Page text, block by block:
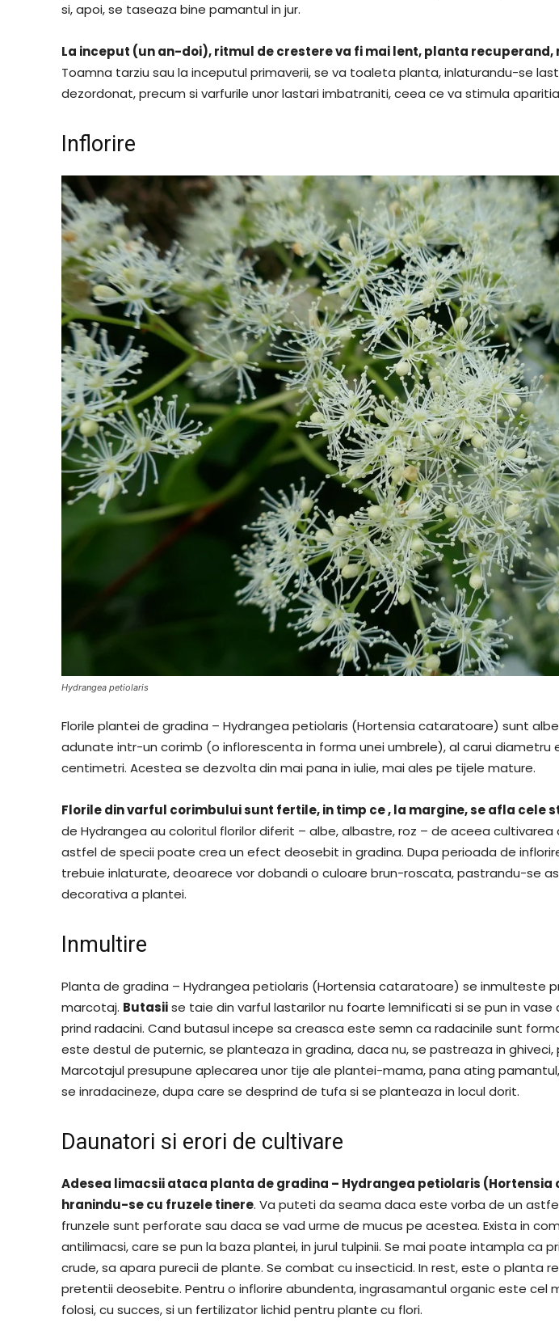
si, apoi, se taseaza bine pamantul in jur.
La inceput (un an-doi), ritmul de crestere va fi mai lent, planta recuperand,
Toamna tarziu sau la inceputul primaverii, se va toaleta planta, inlaturandu-se
dezordonat, precum si varfurile unor lastari imbatraniti, ceea ce va stimula
Inflorire
Hydrangea petiolaris
Florile plantei de gradina – Hydrangea petiolaris (Hortensia cataratoare) sunt
adunate intr-un corimb (o inflorescenta in forma unei umbrele), al carui diametru
centimetri. Acestea se dezvolta din mai pana in iulie, mai ales pe tijele mature.
Florile din varful corimbului sunt fertile, in timp ce , la margine, se afla cele
de Hydrangea au coloritul florilor diferit – albe, albastre, roz – de aceea
astfel de specii poate crea un efect deosebit in gradina. Dupa perioada de
trebuie inlaturate, deoarece vor dobandi o culoare brun-roscata, pastrandu-se
decorativa a plantei.
Inmultire
Planta de gradina – Hydrangea petiolaris (Hortensia cataratoare) se inmulteste
marcotaj. Butasiise taie din varful lastarilor nu foarte lemnificati si se pun in vase
prind radacini. Cand butasul incepe sa creasca este semn ca radacinile sunt
este destul de puternic, se planteaza in gradina, daca nu, se pastreaza in ghiveci,
Marcotajul presupune aplecarea unor tije ale plantei-mama, pana ating
se inradacineze, dupa care se desprind de tufa si se planteaza in locul dorit.
Daunatori si erori de cultivare
Adesea limacsii ataca planta de gradina – Hydrangea petiolaris
hranindu-se cu fruzele tinere. Va puteti da seama daca este vorba de un
frunzele sunt perforate sau daca se vad urme de mucus pe acestea. Exista in
antilimacsi, care se pun la baza plantei, in jurul tulpinii. Se mai poate intampla ca
crude, sa apara purecii de plante. Se combat cu insecticid. In rest, este o planta
pretentii deosebite. Pentru o inflorire abundenta, ingrasamantul organic este cel
folosi, cu succes, si un fertilizator lichid pentru plante cu flori.